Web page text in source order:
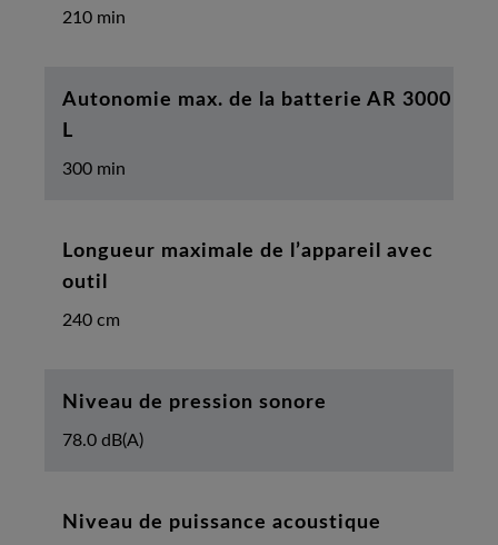
210 min
Autonomie max. de la batterie AR 3000
L
300 min
Longueur maximale de l’appareil avec
outil
240 cm
Niveau de pression sonore
78.0 dB(A)
Niveau de puissance acoustique